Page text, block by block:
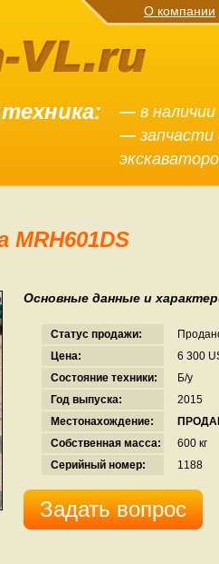
О компании
— в
— запчасти
MRH601DS
Основные данные и
Статус продажи:
Цена:
6 300
Состояние техники:
Б/у
Год выпуска:
2015
Местонахождение:
Собственная масса:
600 кг
Серийный номер:
1188
Задать вопрос